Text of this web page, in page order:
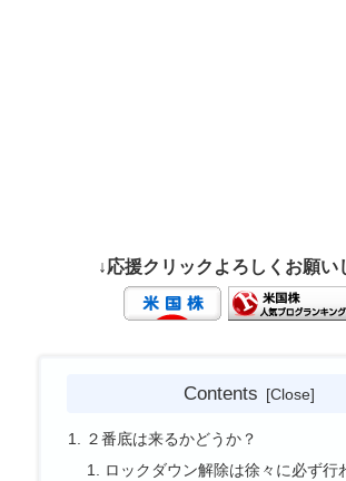
↓応援クリックよろしくお願い
Contents
２番底は来るかどうか？
ロックダウン解除は徐々に必ず行